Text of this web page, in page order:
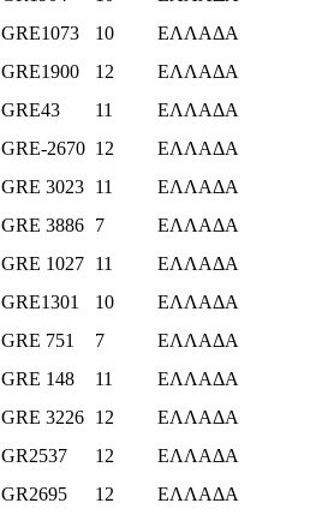
GRE1073 10 ΕΛΛΑΔΑ
GRE1900 12 ΕΛΛΑΔΑ
GRE43 11 ΕΛΛΑΔΑ
GRE-2670 12 ΕΛΛΑΔΑ
GRE 3023 11 ΕΛΛΑΔΑ
GRE 3886 7 ΕΛΛΑΔΑ
GRE 1027 11 ΕΛΛΑΔΑ
GRE1301 10 ΕΛΛΑΔΑ
GRE 751 7 ΕΛΛΑΔΑ
GRE 148 11 ΕΛΛΑΔΑ
GRE 3226 12 ΕΛΛΑΔΑ
GR2537 12 ΕΛΛΑΔΑ
GR2695 12 ΕΛΛΑΔΑ